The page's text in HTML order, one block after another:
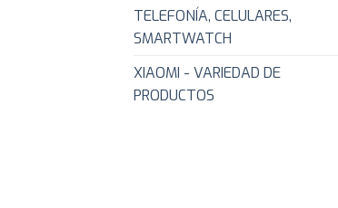
TELEFONÍA, CELULARES,
SMARTWATCH
XIAOMI - VARIEDAD DE
PRODUCTOS